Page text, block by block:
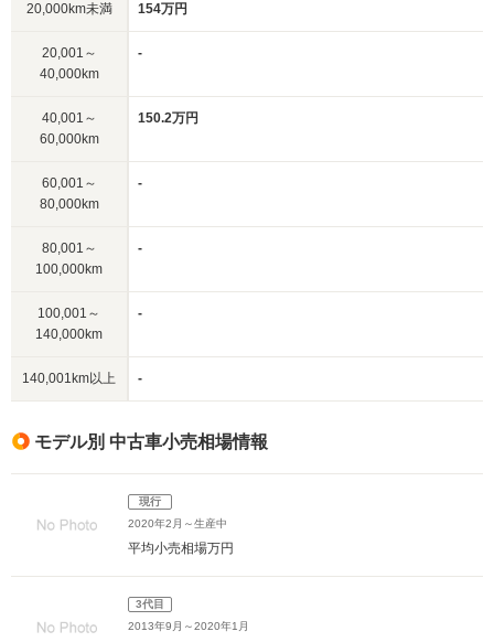
20,000km未満 154万円
20,001～
40,000km
-
40,001～
60,000km
150.2万円
60,001～
80,000km
-
80,001～
100,000km
-
100,001～
140,000km
-
140,001km以上 -
モデル別 中古車小売相場情報
現行
2020年2月～生産中
平均小売相場万円
3代目
2013年9月～2020年1月